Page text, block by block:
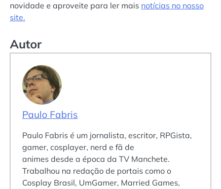
novidade e aproveite para ler mais notícias no nosso
site.
Autor
Paulo Fabris
Paulo Fabris é um jornalista, escritor, RPGista,
gamer, cosplayer, nerd e fã de
animes desde a época da TV Manchete.
Trabalhou na redação de portais como o
Cosplay Brasil, UmGamer, Married Games,